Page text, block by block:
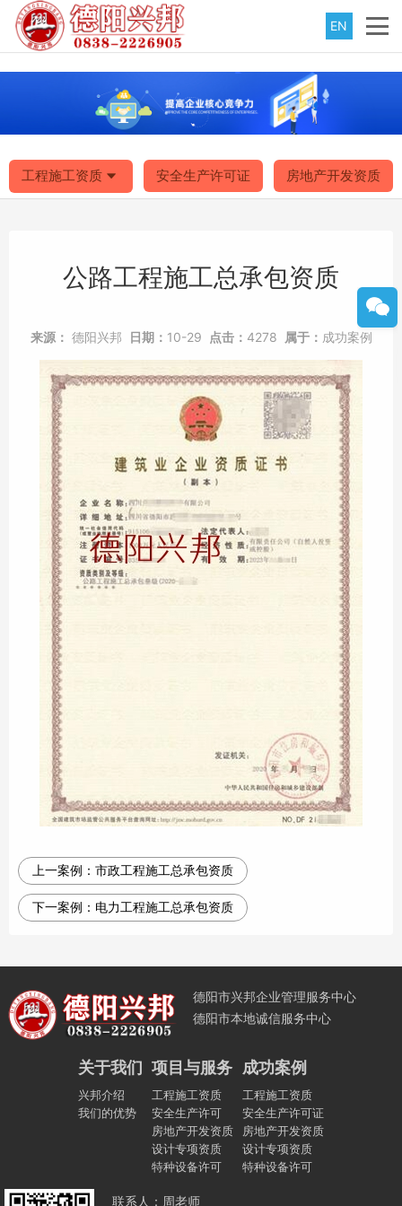
EN
工程施工资质 安全生产许可证 房地产开发资质
公路工程施工总承包资质
来源： 德阳兴邦 日期： 10-29 点击： 4278 属于： 成功案例
上一案例： 市政工程施工总承包资质
下一案例： 电力工程施工总承包资质
德阳市兴邦企业管理服务中心
德阳市本地诚信服务中心
关于我们
兴邦介绍
我们的优势
项目与服务
工程施工资质
安全生产许可
房地产开发资质
设计专项资质
特种设备许可
成功案例
工程施工资质
安全生产许可证
房地产开发资质
设计专项资质
特种设备许可
联系人：周老师